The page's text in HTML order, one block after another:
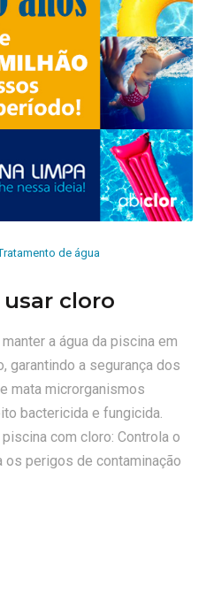
de água
cloro
a água da piscina em
garantindo a segurança dos
mata microrganismos
bactericida e fungicida.
com cloro: Controla o
os perigos de contaminação